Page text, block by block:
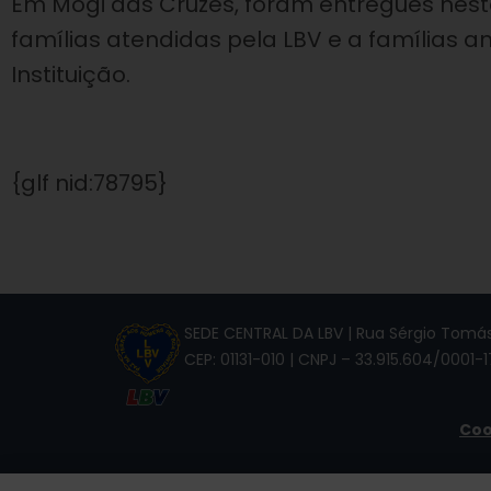
famílias atendidas pela LBV e a famílias
Instituição.
{glf nid:78795}
SEDE CENTRAL DA LBV | Rua Sérgio
CEP: 01131-010 | CNPJ – 33.915.604/